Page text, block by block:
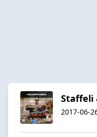
Staffeli
2017-06-